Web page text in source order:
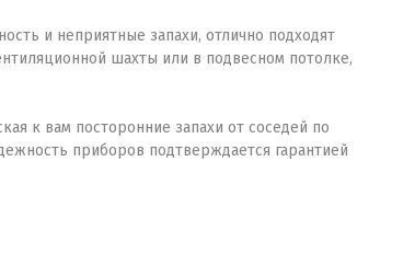
и неприятные запахи, отлично подходят
шахты или в подвесном потолке,
к вам посторонние запахи от соседей по
приборов подтверждается гарантией